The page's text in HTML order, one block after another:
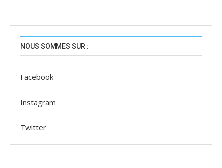
NOUS SOMMES SUR :
Facebook
Instagram
Twitter